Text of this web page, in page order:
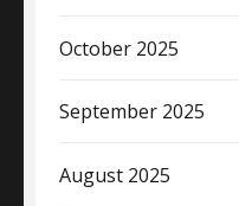
October 2025
September 2025
August 2025